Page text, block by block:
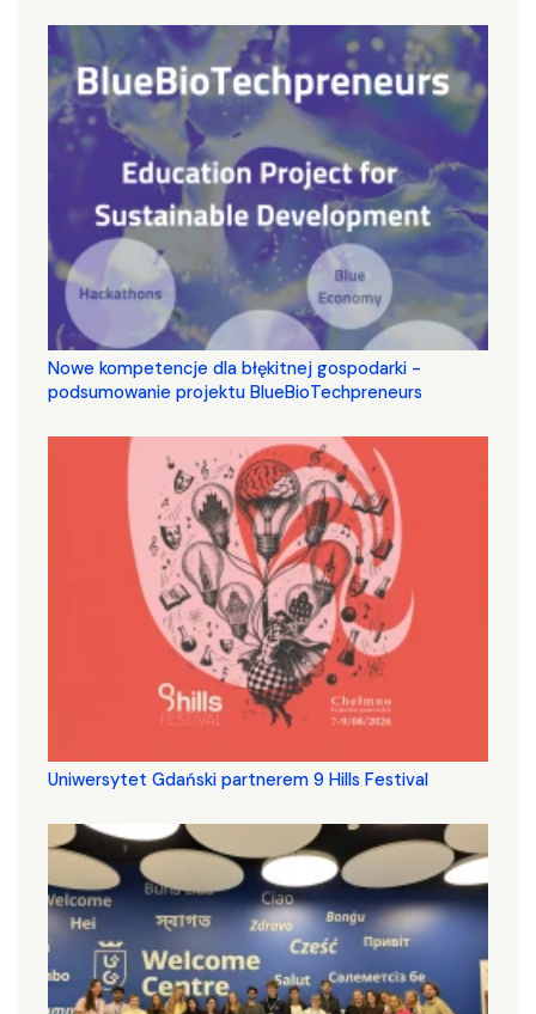
Nowe kompetencje dla błękitnej gospodarki -
podsumowanie projektu BlueBioTechpreneurs
Uniwersytet Gdański partnerem 9 Hills Festival